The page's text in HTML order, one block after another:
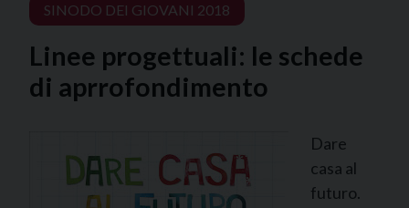
SINODO DEI GIOVANI 2018
Linee progettuali: le schede
di aprrofondimento
Dare
casa al
futuro.